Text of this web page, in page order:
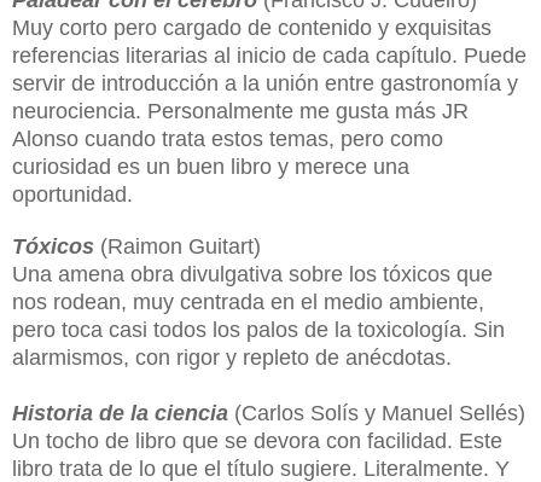
Muy corto pero cargado de contenido y exquisitas
referencias literarias al inicio de cada capítulo. Puede
servir de introducción a la unión entre gastronomía y
neurociencia. Personalmente me gusta más JR
Alonso cuando trata estos temas, pero como
curiosidad es un buen libro y merece una
oportunidad.
Tóxicos (Raimon Guitart)
Una amena obra divulgativa sobre los tóxicos que
nos rodean, muy centrada en el medio ambiente,
pero toca casi todos los palos de la toxicología. Sin
alarmismos, con rigor y repleto de anécdotas.
Historia de la ciencia (Carlos Solís y Manuel Sellés)
Un tocho de libro que se devora con facilidad. Este
libro trata de lo que el título sugiere. Literalmente. Y